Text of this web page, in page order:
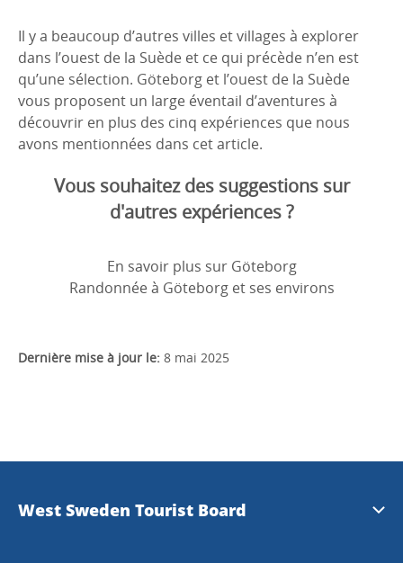
Il y a beaucoup d’autres villes et villages à explorer
dans l’ouest de la Suède et ce qui précède n’en est
qu’une sélection. Göteborg et l’ouest de la Suède
vous proposent un large éventail d’aventures à
découvrir en plus des cinq expériences que nous
avons mentionnées dans cet article.
Vous souhaitez des suggestions sur
d'autres expériences ?
En savoir plus sur Göteborg
Randonnée à Göteborg et ses environs
Dernière mise à jour le: 8 mai 2025
West Sweden Tourist Board